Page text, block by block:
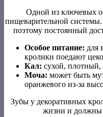
Одной из ключевых
пищеварительной
поэтому постоянный
Особое питание: для
кролики поедают
Кал: сухой,
Моча: может быть
оранжевого из-за
Зубы у декоративных
жизни и должны